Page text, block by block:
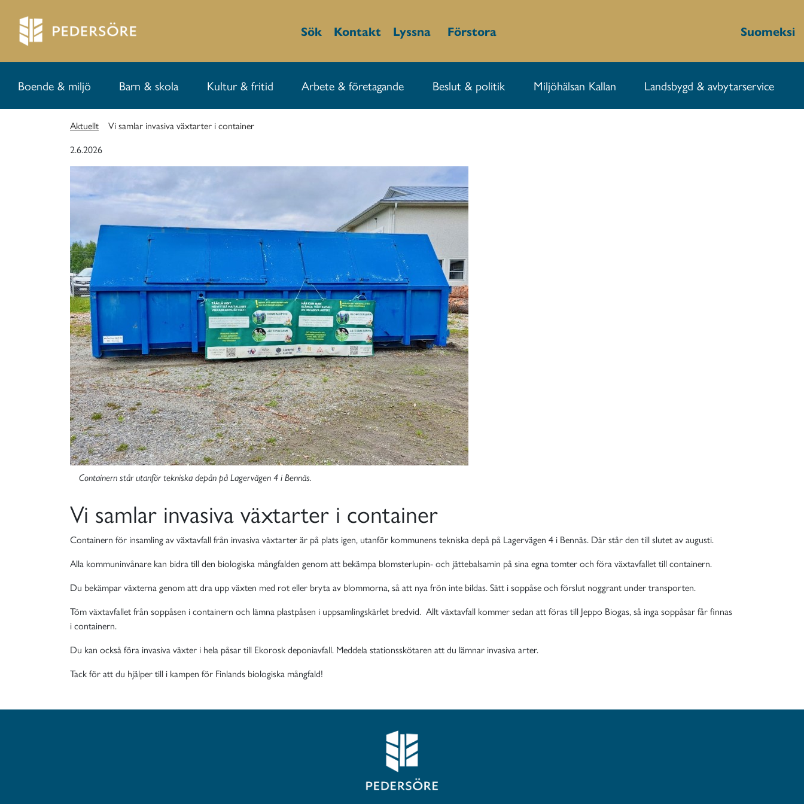
Sök Kontakt Lyssna Förstora Suomeksi
Boende & miljö Barn & skola Kultur & fritid Arbete & företagande Beslut & politik Miljöhälsan Kallan Landsbygd & avbytarservice
Aktuellt
Vi samlar invasiva växtarter i container
2.6.2026
Containern står utanför tekniska depån på Lagervägen 4 i Bennäs.
Vi samlar invasiva växtarter i container
Containern för insamling av växtavfall från invasiva växtarter är på plats igen, utanför kommunens tekniska depå på Lagervägen 4 i Bennäs. Där står den till slutet av augusti.
Alla kommuninvånare kan bidra till den biologiska mångfalden genom att bekämpa blomsterlupin- och jättebalsamin på sina egna tomter och föra växtavfallet till containern.
Du bekämpar växterna genom att dra upp växten med rot eller bryta av blommorna, så att nya frön inte bildas. Sätt i soppåse och förslut noggrant under transporten.
Töm växtavfallet från soppåsen i containern och lämna plastpåsen i uppsamlingskärlet bredvid. Allt växtavfall kommer sedan att föras till Jeppo Biogas, så inga soppåsar får finnas
i containern.
Du kan också föra invasiva växter i hela påsar till Ekorosk deponiavfall. Meddela stationsskötaren att du lämnar invasiva arter.
Tack för att du hjälper till i kampen för Finlands biologiska mångfald!